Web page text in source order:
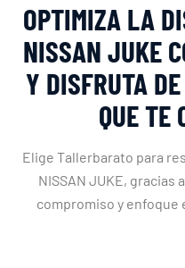
OPTIMIZA LA
NISSAN JUKE
Y DISFRUTA
QUE TE
Elige Tallerbarato para
NISSAN JUKE, gracias
compromiso y enfoque